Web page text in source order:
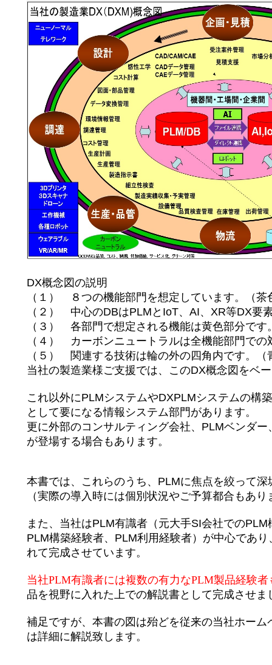
DX概念図の説明
（１） ８つの機能部門を想定しています。（茶
（２） 中心のDBはPLMとIoT、AI、XR等DX要素
（３） 各部門で想定される機能は黄色部分です
（４） カーボンニュートラルは全機能部門での
（５） 関連する技術は輪の外の四角内です。（
当社の製造業様ご支援では、このDX概念図をベー
これ以外にPLMシステムやDXPLMシステムの構
として要になる情報システム部門があります。
更に外部のコンサルティング会社、PLMベンダー
が登場する場合もあります。
本書では、これらのうち、PLMに焦点を絞って深
（実際の導入時には個別状況やご予算都合もあり
また、当社はPLM有識者（元大手SI会社でのPLM
PLM構築経験者、PLM利用経験者）が中心であり
れて完成させています。
当社PLM有識者には複数の有力なPLM製品経験者
品を視野に入れた上での解説書として完成させま
補足ですが、本書の図は殆どを従来の当社ホーム
は詳細に解説致します。